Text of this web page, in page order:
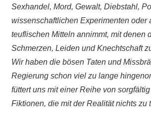
Sexhandel, Mord, Gewalt, Diebstahl,
wissenschaftlichen Experimenten oder
teuflischen Mitteln annimmt, mit denen
Schmerzen, Leiden und Knechtschaft
Wir haben die bösen Taten und
Regierung schon viel zu lange
füttert uns mit einer Reihe von
Fiktionen, die mit der Realität nichts zu